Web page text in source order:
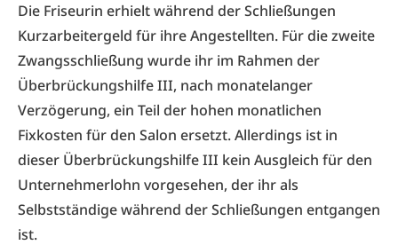
Die Friseurin erhielt während der Schließungen
Kurzarbeitergeld für ihre Angestellten. Für die zweite
Zwangsschließung wurde ihr im Rahmen der
Überbrückungshilfe III, nach monatelanger
Verzögerung, ein Teil der hohen monatlichen
Fixkosten für den Salon ersetzt. Allerdings ist in
dieser Überbrückungshilfe III kein Ausgleich für den
Unternehmerlohn vorgesehen, der ihr als
Selbstständige während der Schließungen entgangen
ist.